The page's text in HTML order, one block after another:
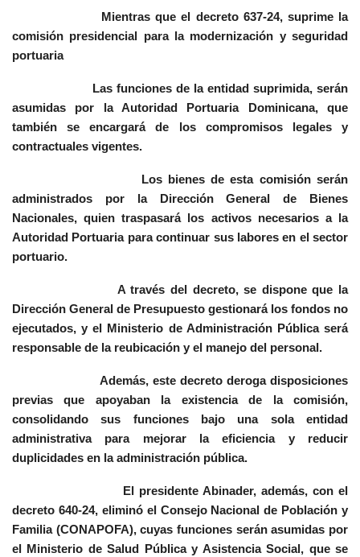
Mientras que el decreto 637-24, suprime la
comisión presidencial para la modernización y seguridad
portuaria
Las funciones de la entidad suprimida, serán
asumidas por la Autoridad Portuaria Dominicana, que
también se encargará de los compromisos legales y
contractuales vigentes.
Los bienes de esta comisión serán
administrados por la Dirección General de Bienes
Nacionales, quien traspasará los activos necesarios a la
Autoridad Portuaria para continuar sus labores en el sector
portuario.
A través del decreto, se dispone que la
Dirección General de Presupuesto gestionará los fondos no
ejecutados, y el Ministerio de Administración Pública será
responsable de la reubicación y el manejo del personal.
Además, este decreto deroga disposiciones
previas que apoyaban la existencia de la comisión,
consolidando sus funciones bajo una sola entidad
administrativa para mejorar la eficiencia y reducir
duplicidades en la administración pública.
El presidente Abinader, además, con el
decreto 640-24, eliminó el Consejo Nacional de Población y
Familia (CONAPOFA), cuyas funciones serán asumidas por
el Ministerio de Salud Pública y Asistencia Social, que se